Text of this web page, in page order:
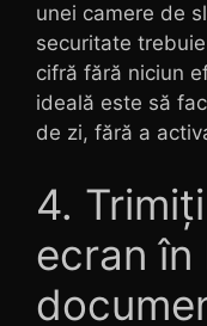
unei camere de
securitate
cifră fără niciun
ideală este să
de zi, fără a
4.
ecran în